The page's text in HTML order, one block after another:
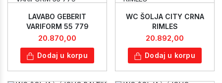
LAVABO GEBERIT
VARIFORM 55 779
20.870,00
Dodaj u korpu
WC ŠOLJA CITY CRNA
RIMLES
20.892,00
Dodaj u korpu